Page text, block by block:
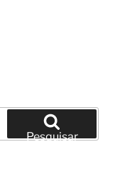
Pesquisar